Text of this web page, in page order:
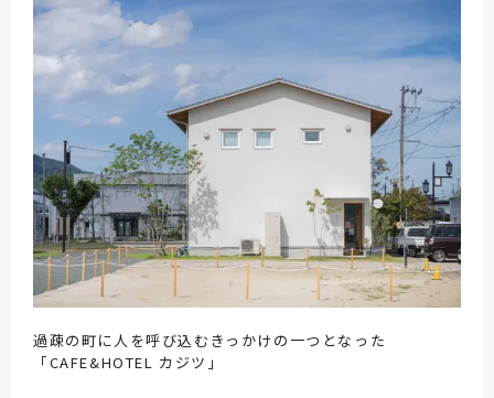
過疎の町に人を呼び込むきっかけの一つとなった
「CAFE&HOTEL カジツ」